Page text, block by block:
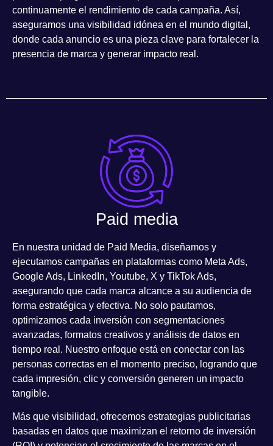
continuamente el rendimiento de cada campaña. Así,
aseguramos una visibilidad idónea en el mundo digital,
donde cada anuncio es una pieza clave para fortalecer la
presencia de marca y generar impacto real.
Paid media
En nuestra unidad de Paid Media, diseñamos y
ejecutamos campañas en plataformas como Meta Ads,
Google Ads, LinkedIn, Youtube, X y TikTok Ads,
asegurando que cada marca alcance a su audiencia de
forma estratégica y efectiva. No solo pautamos,
optimizamos cada inversión con segmentaciones
avanzadas, formatos creativos y análisis de datos en
tiempo real. Nuestro enfoque está en conectar con las
personas correctas en el momento preciso, logrando que
cada impresión, clic y conversión generen un impacto
tangible.
Más que visibilidad, ofrecemos estrategias publicitarias
basadas en datos que maximizan el retorno de inversión